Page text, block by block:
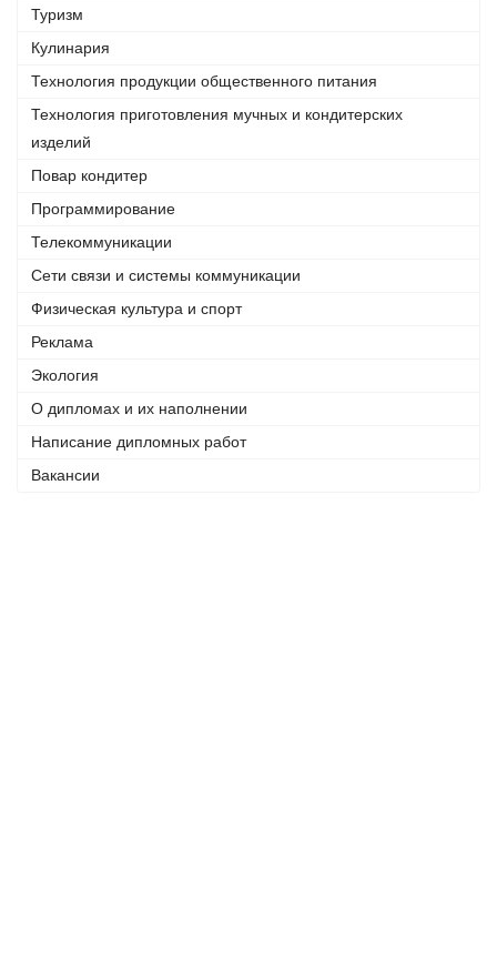
Туризм
Кулинария
Технология продукции общественного питания
Технология приготовления мучных и кондитерских
изделий
Повар кондитер
Программирование
Телекоммуникации
Сети связи и системы коммуникации
Физическая культура и спорт
Реклама
Экология
О дипломах и их наполнении
Написание дипломных работ
Вакансии